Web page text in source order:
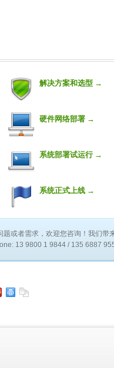
解决方案和选型 →
硬件网络部署 →
系统部署试运行 →
系统正式上线 →
题或者需求，欢迎您咨询！我们带
13 9800 1 9844 / 135 6887